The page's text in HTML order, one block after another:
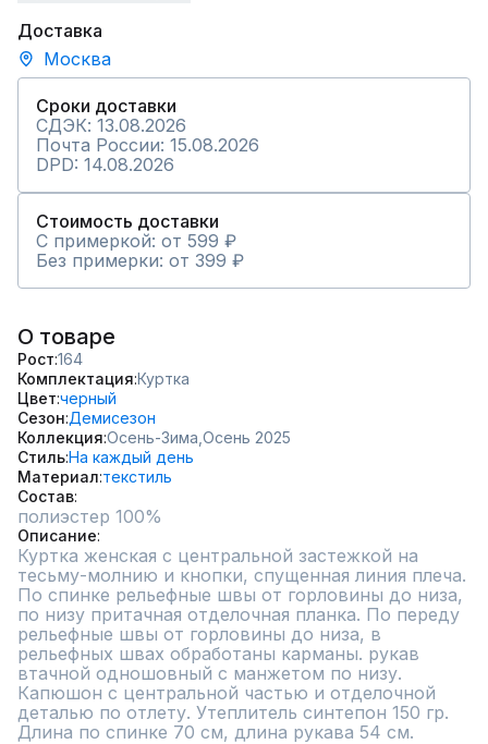
Доставка
Москва
Сроки доставки
СДЭК: 13.08.2026
Почта России: 15.08.2026
DPD: 14.08.2026
Стоимость доставки
С примеркой: от 599 ₽
Без примерки: от 399 ₽
О товаре
Рост 164
Комплектация Куртка
Цвет черный
Сезон Демисезон
Коллекция Осень-Зима, Осень 2025
СтильНа каждый день
Материал текстиль
Состав
полиэстер 100%
Описание
Куртка женская с центральной застежкой на
тесьму-молнию и кнопки, спущенная линия плеча.
По спинке рельефные швы от горловины до низа,
по низу притачная отделочная планка. По переду
рельефные швы от горловины до низа, в
рельефных швах обработаны карманы. рукав
втачной одношовный с манжетом по низу.
Капюшон с центральной частью и отделочной
деталью по отлету. Утеплитель синтепон 150 гр.
Длина по спинке 70 см, длина рукава 54 см.